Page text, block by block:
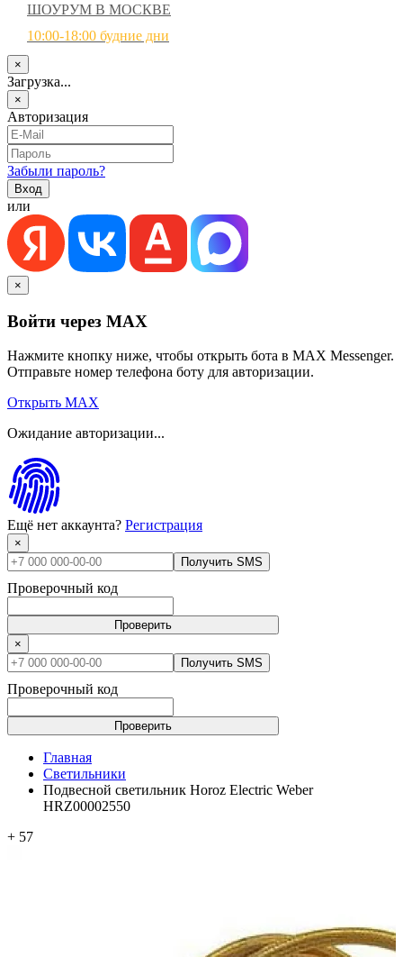
ШОУРУМ В МОСКВЕ
10:00-18:00 будние дни
×
Загрузка...
×
Авторизация
Забыли пароль?
или
×
Войти через MAX
Нажмите кнопку ниже, чтобы открыть бота в MAX Messenger.
Отправьте номер телефона боту для авторизации.
Открыть MAX
Ожидание авторизации...
Ещё нет аккаунта? Регистрация
×
Получить SMS
Проверочный код
Проверить
×
Получить SMS
Проверочный код
Проверить
Главная
Светильники
Подвесной светильник Horoz Electric Weber
HRZ00002550
+ 57